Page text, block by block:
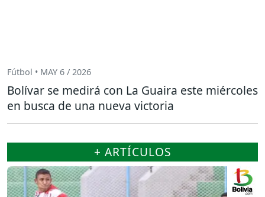
Fútbol • MAY 6 / 2026
Bolívar se medirá con La Guaira este miércoles
en busca de una nueva victoria
+ ARTÍCULOS